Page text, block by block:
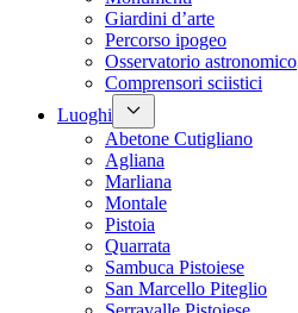
Giardini d’arte
Percorso ipogeo
Osservatorio astronomico
Comprensori sciistici
Luoghi
Abetone Cutigliano
Agliana
Marliana
Montale
Pistoia
Quarrata
Sambuca Pistoiese
San Marcello Piteglio